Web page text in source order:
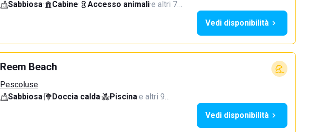
Sabbiosa· Cabine· Accesso animali·e altri 7…
Vedi disponibilità
Reem Beach
Pescoluse
Sabbiosa· Doccia calda· Piscina·e altri 9…
Vedi disponibilità